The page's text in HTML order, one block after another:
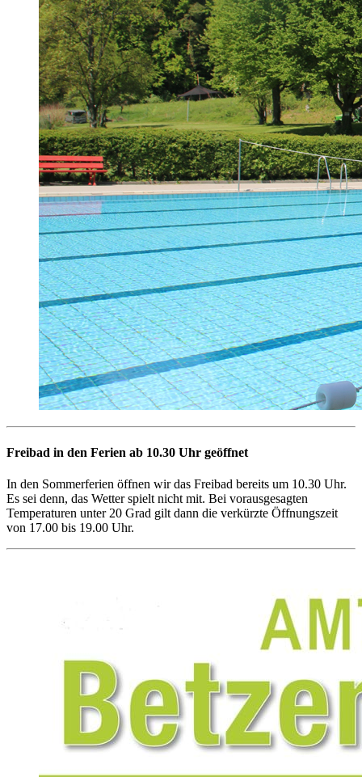
Freibad in den Ferien ab 10.30 Uhr geöffnet
In den Sommerferien öffnen wir das Freibad bereits um 10.30 Uhr.
Es sei denn, das Wetter spielt nicht mit. Bei vorausgesagten
Temperaturen unter 20 Grad gilt dann die verkürzte Öffnungszeit
von 17.00 bis 19.00 Uhr.